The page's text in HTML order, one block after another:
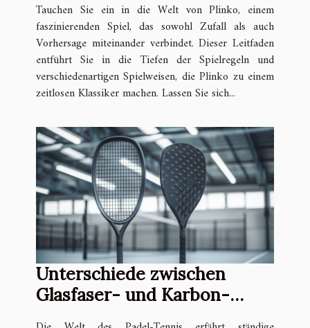
Tauchen Sie ein in die Welt von Plinko, einem
faszinierenden Spiel, das sowohl Zufall als auch
Vorhersage miteinander verbindet. Dieser Leitfaden
entführt Sie in die Tiefen der Spielregeln und
verschiedenartigen Spielweisen, die Plinko zu einem
zeitlosen Klassiker machen. Lassen Sie sich...
Unterschiede zwischen
Glasfaser- und Karbon-